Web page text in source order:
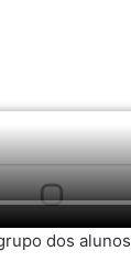
dos alunos